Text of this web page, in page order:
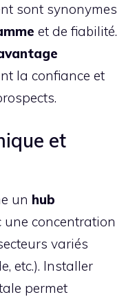
sont synonymes
et de fiabilité.
la confiance et
et
un hub
une concentration
variés
etc.). Installer
permet